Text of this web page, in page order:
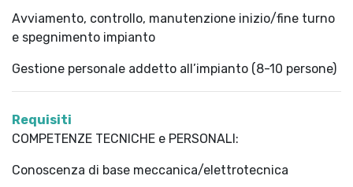
Avviamento, controllo, manutenzione inizio/fine turno
e spegnimento impianto
Gestione personale addetto all’impianto (8-10 persone)
Requisiti
COMPETENZE TECNICHE e PERSONALI:
Conoscenza di base meccanica/elettrotecnica